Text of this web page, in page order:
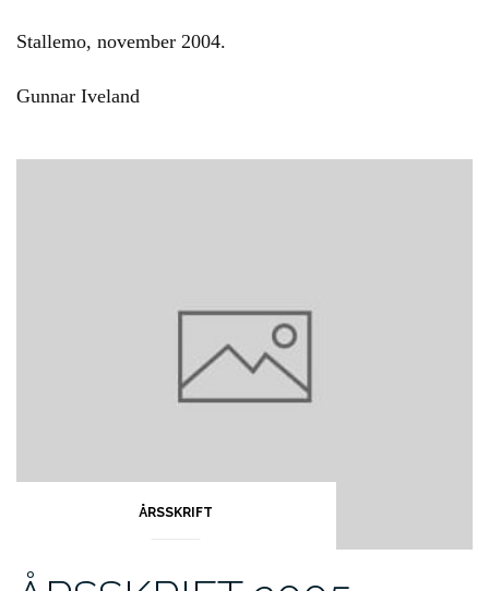
Stallemo, november 2004.
Gunnar Iveland
ÅRSSKRIFT